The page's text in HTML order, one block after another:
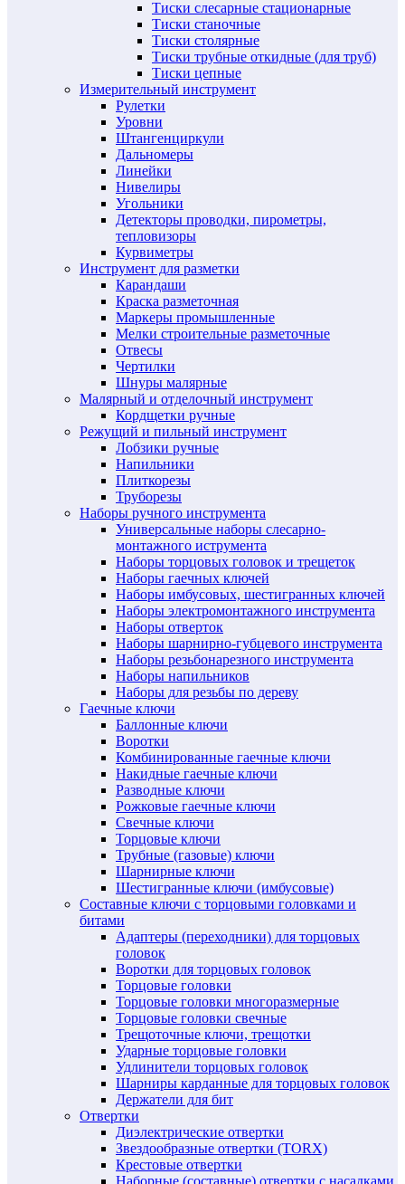
Тиски слесарные стационарные
Тиски станочные
Тиски столярные
Тиски трубные откидные (для труб)
Тиски цепные
Измерительный инструмент
Рулетки
Уровни
Штангенциркули
Дальномеры
Линейки
Нивелиры
Угольники
Детекторы проводки, пирометры,
тепловизоры
Курвиметры
Инструмент для разметки
Карандаши
Краска разметочная
Маркеры промышленные
Мелки строительные разметочные
Отвесы
Чертилки
Шнуры малярные
Малярный и отделочный инструмент
Кордщетки ручные
Режущий и пильный инструмент
Лобзики ручные
Напильники
Плиткорезы
Труборезы
Наборы ручного инструмента
Универсальные наборы слесарно-
монтажного иструмента
Наборы торцовых головок и трещеток
Наборы гаечных ключей
Наборы имбусовых, шестигранных ключей
Наборы электромонтажного инструмента
Наборы отверток
Наборы шарнирно-губцевого инструмента
Наборы резьбонарезного инструмента
Наборы напильников
Наборы для резьбы по дереву
Гаечные ключи
Баллонные ключи
Воротки
Комбинированные гаечные ключи
Накидные гаечные ключи
Разводные ключи
Рожковые гаечные ключи
Свечные ключи
Торцовые ключи
Трубные (газовые) ключи
Шарнирные ключи
Шестигранные ключи (имбусовые)
Составные ключи с торцовыми головками и
битами
Адаптеры (переходники) для торцовых
головок
Воротки для торцовых головок
Торцовые головки
Торцовые головки многоразмерные
Торцовые головки свечные
Трещоточные ключи, трещотки
Ударные торцовые головки
Удлинители торцовых головок
Шарниры карданные для торцовых головок
Держатели для бит
Отвертки
Диэлектрические отвертки
Звездообразные отвертки (TORX)
Крестовые отвертки
Наборные (составные) отвертки с насадками